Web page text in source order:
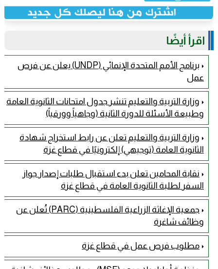
اقرأ أيضًا
برنامج الأمم المتحدة الإنمائي (UNDP) يعلن عن فرص
عمل
وزارة التربية والتعليم تنشر جدول امتحانات الثانوية العامة
وطبيعة الأسئلة للدورة الثانية (وجاهياً وورقياً)
وزارة التربية والتعليم تعلن عن رابط استخراج شهادة
الثانوية العامة (توجيهي) إلكترونيًا في قطاع غزة
نقابة المحامين تعلن بدء استقبال طلبات إصدار جواز
السفر لطلبة الثانوية العامة في قطاع غزة
جمعية الإغاثة الزراعية الفلسطينية (PARC) تُعلن عن
وظائف شاغرة
مطلوب فرص عمل في قطاع غزة